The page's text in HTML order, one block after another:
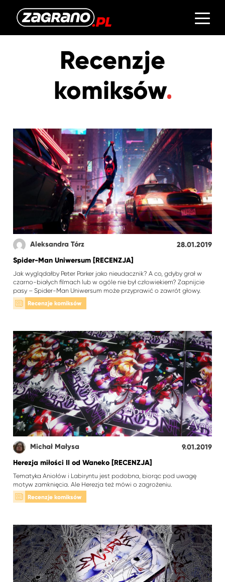
Recenzje
komiksów
Aleksandra Tórz
28.01.2019
Spider-Man Uniwersum [RECENZJA]
Jak wyglądałby Peter Parker jako nieudacznik? A co, gdyby grał w
czarno-białych filmach lub w ogóle nie był człowiekiem? Zapnijcie
pasy – Spider-Man Uniwersum może przyprawić o zawrót głowy.
Recenzje komiksów
Michał Małysa
9.01.2019
Herezja miłości II od Waneko [RECENZJA]
Tematyka Aniołów i Labiryntu jest podobna, biorąc pod uwagę
motyw zamknięcia. Ale Herezja też mówi o zagrożeniu.
Recenzje komiksów